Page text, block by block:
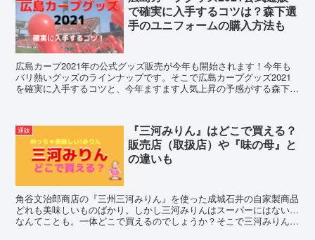
で確実に入手するコツは？森下選
手のユニフォームの購入方法も
広島カープ2021年の公式グッズ販売が今年も開始されます！今年も
バリ熱いグッズのラインナップです。そこで広島カープグッズ2021
を確実に入手するコツと、今年ますます人気上昇の予感がする森下暢
通販
『三河みりん』はどこで買える？
販売店（取扱店）や『味の母』と
の違いも
角谷文治郎商店の『三州三河みりん』を使った成城石井の自家製商品
どれも美味しいものばかり。しかし三河みりんはスーパーにはない…
なんてことも。一体どこで買えるのでしょうか？そこで三河みりんの